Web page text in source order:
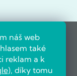
náš web
také
reklam a k
), díky tomu